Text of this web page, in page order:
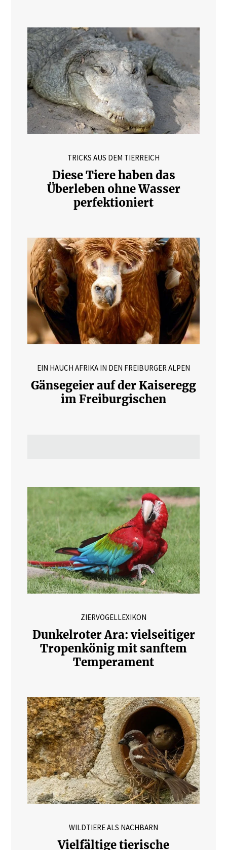
TRICKS AUS DEM TIERREICH
Diese Tiere haben das
Überleben ohne Wasser
perfektioniert
EIN HAUCH AFRIKA IN DEN FREIBURGER ALPEN
Gänsegeier auf der Kaiseregg
im Freiburgischen
ZIERVOGELLEXIKON
Dunkelroter Ara: vielseitiger
Tropenkönig mit sanftem
Temperament
WILDTIERE ALS NACHBARN
Vielfältige tierische